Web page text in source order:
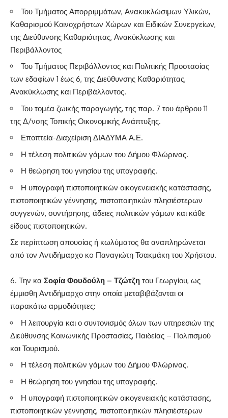
Του Τμήματος Απορριμμάτων, Ανακυκλώσιμων Υλικών,
Καθαρισμού Κοινοχρήστων Χώρων και Ειδικών Συνεργείων,
της Διεύθυνσης Καθαριότητας, Ανακύκλωσης και
Περιβάλλοντος
Του Τμήματος Περιβάλλοντος και Πολιτικής Προστασίας
των εδαφίων 1 έως 6, της Διεύθυνσης Καθαριότητας,
Ανακύκλωσης και Περιβάλλοντος.
Του τομέα ζωικής παραγωγής, της παρ. 7 του άρθρου 11
της Δ/νσης Τοπικής Οικονομικής Ανάπτυξης.
Εποπτεία-Διαχείριση ΔΙΑΔΥΜΑ Α.Ε.
Η τέλεση πολιτικών γάμων του Δήμου Φλώρινας.
Η θεώρηση του γνησίου της υπογραφής.
Η υπογραφή πιστοποιητικών οικογενειακής κατάστασης,
πιστοποιητικών γέννησης, πιστοποιητικών πλησιέστερων
συγγενών, συντήρησης, άδειες πολιτικών γάμων και κάθε
είδους πιστοποιητικών.
Σε περίπτωση απουσίας ή κωλύματος θα αναπληρώνεται
από τον Αντιδήμαρχο κo Παναγιώτη Τσακμάκη του Χρήστου.
Την κα Σοφία Φουδούλη – Τζώτζη του Γεωργίου, ως
έμμισθη Αντιδήμαρχο στην οποία μεταβιβάζονται οι
παρακάτω αρμοδιότητες:
Η λειτουργία και ο συντονισμός όλων των υπηρεσιών της
Διεύθυνσης Κοινωνικής Προστασίας, Παιδείας – Πολιτισμού
και Τουρισμού.
Η τέλεση πολιτικών γάμων του Δήμου Φλώρινας.
Η θεώρηση του γνησίου της υπογραφής.
Η υπογραφή πιστοποιητικών οικογενειακής κατάστασης,
πιστοποιητικών γέννησης, πιστοποιητικών πλησιέστερων